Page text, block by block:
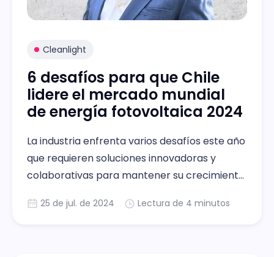
Cleanlight
6 desafíos para que Chile
lidere el mercado mundial
de energía fotovoltaica 2024
La industria enfrenta varios desafíos este año
que requieren soluciones innovadoras y
colaborativas para mantener su crecimiento
25 de jul. de 2024 Lectura de 4 minutos